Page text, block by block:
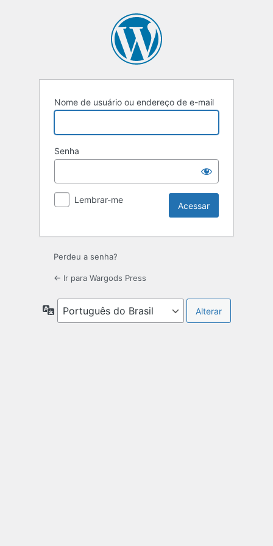
Nome de usuário ou endereço de e-mail
Senha
Lembrar-me
Perdeu a senha?
← Ir para Wargods Press
Idioma